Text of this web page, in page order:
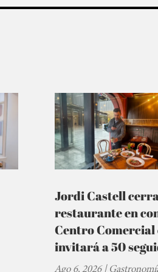
Jordi Castell
restaurante en
Centro Comercial
invitará a 50
Ago 6, 2026|